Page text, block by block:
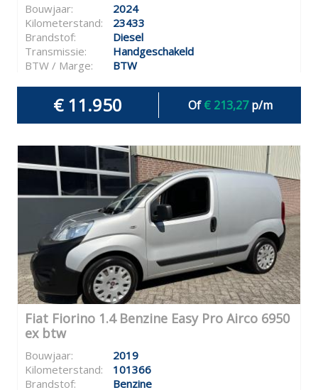
Bouwjaar:
2024
Kilometerstand:
23433
Brandstof:
Diesel
Transmissie:
Handgeschakeld
BTW / Marge:
BTW
€ 11.950 Of€ 213,27p/m
Fiat Fiorino 1.4 Benzine Easy Pro Airco 6950
ex btw
Bouwjaar:
2019
Kilometerstand:
101366
Brandstof:
Benzine